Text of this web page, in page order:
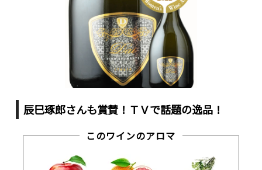
辰巳琢郎さんも賞賛！ＴＶで話題の逸品！
このワインのアロマ